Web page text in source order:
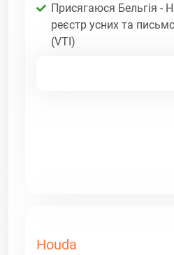
Присягаюся Бельгія -
реєстр усних та
(VTI)
Houda